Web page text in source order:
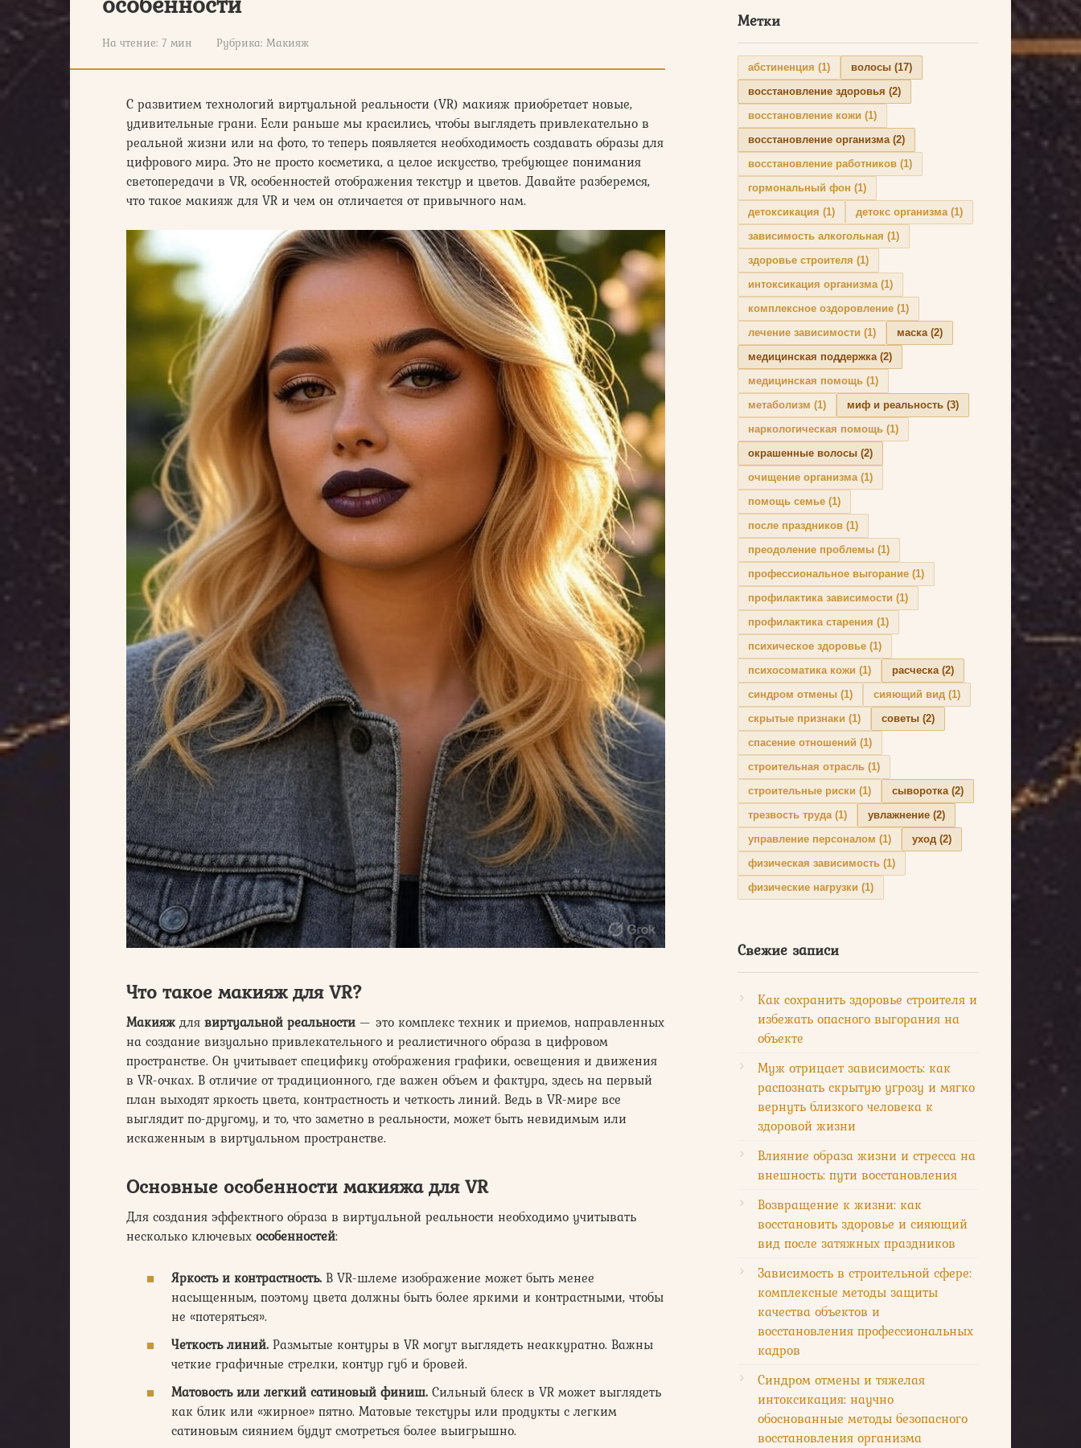
На чтение: 7 мин Рубрика: Макияж
С развитием технологий виртуальной реальности (VR) макияж приобретает новые,
удивительные грани. Если раньше мы красились, чтобы выглядеть привлекательно в
реальной жизни или на фото, то теперь появляется необходимость создавать образы для
цифрового мира. Это не просто косметика, а целое искусство, требующее понимания
светопередачи в VR, особенностей отображения текстур и цветов. Давайте разберемся,
что такое макияж для VR и чем он отличается от привычного нам.
Что такое макияж для VR?
Макияж для виртуальной реальности — это комплекс техник и приемов, направленных
на создание визуально привлекательного и реалистичного образа в цифровом
пространстве. Он учитывает специфику отображения графики, освещения и движения
в VR-очках. В отличие от традиционного, где важен объем и фактура, здесь на первый
план выходят яркость цвета, контрастность и четкость линий. Ведь в VR-мире все
выглядит по-другому, и то, что заметно в реальности, может быть невидимым или
искаженным в виртуальном пространстве.
Основные особенности макияжа для VR
Для создания эффектного образа в виртуальной реальности необходимо учитывать
несколько ключевых особенностей:
Яркость и контрастность. В VR-шлеме изображение может быть менее
насыщенным, поэтому цвета должны быть более яркими и контрастными, чтобы
не «потеряться».
Четкость линий. Размытые контуры в VR могут выглядеть неаккуратно. Важны
четкие графичные стрелки, контур губ и бровей.
Матовость или легкий сатиновый финиш. Сильный блеск в VR может выглядеть
как блик или «жирное» пятно. Матовые текстуры или продукты с легким
сатиновым сиянием будут смотреться более выигрышно.
Метки
абстиненция (1) волосы (17)
восстановление здоровья (2)
восстановление кожи (1)
восстановление организма(2)
восстановление работников (1)
гормональный фон (1)
детоксикация (1) детокс организма(1)
зависимость алкогольная (1)
здоровье строителя (1)
интоксикация организма(1)
комплексное оздоровление (1)
лечение зависимости (1) маска(2)
медицинская поддержка(2)
медицинская помощь (1)
метаболизм (1) миф и реальность (3)
наркологическая помощь (1)
окрашенные волосы (2)
очищение организма(1)
помощь семье (1)
после праздников (1)
преодоление проблемы (1)
профессиональное выгорание (1)
профилактика зависимости (1)
профилактика старения (1)
психическое здоровье (1)
психосоматика кожи (1) расческа(2)
синдром отмены (1) сияющий вид (1)
скрытые признаки (1) советы (2)
спасение отношений (1)
строительная отрасль (1)
строительные риски (1) сыворотка(2)
трезвость труда(1) увлажнение (2)
управление персоналом (1) уход (2)
физическая зависимость (1)
физические нагрузки (1)
Свежие записи
Как сохранить здоровье строителя и
избежать опасного выгорания на
объекте
Муж отрицает зависимость: как
распознать скрытую угрозу и мягко
вернуть близкого человека к
здоровой жизни
Влияние образа жизни и стресса на
внешность: пути восстановления
Возвращение к жизни: как
восстановить здоровье и сияющий
вид после затяжных праздников
Зависимость в строительной сфере:
комплексные методы защиты
качества объектов и
восстановления профессиональных
кадров
Синдром отмены и тяжелая
интоксикация: научно
обоснованные методы безопасного
восстановления организма